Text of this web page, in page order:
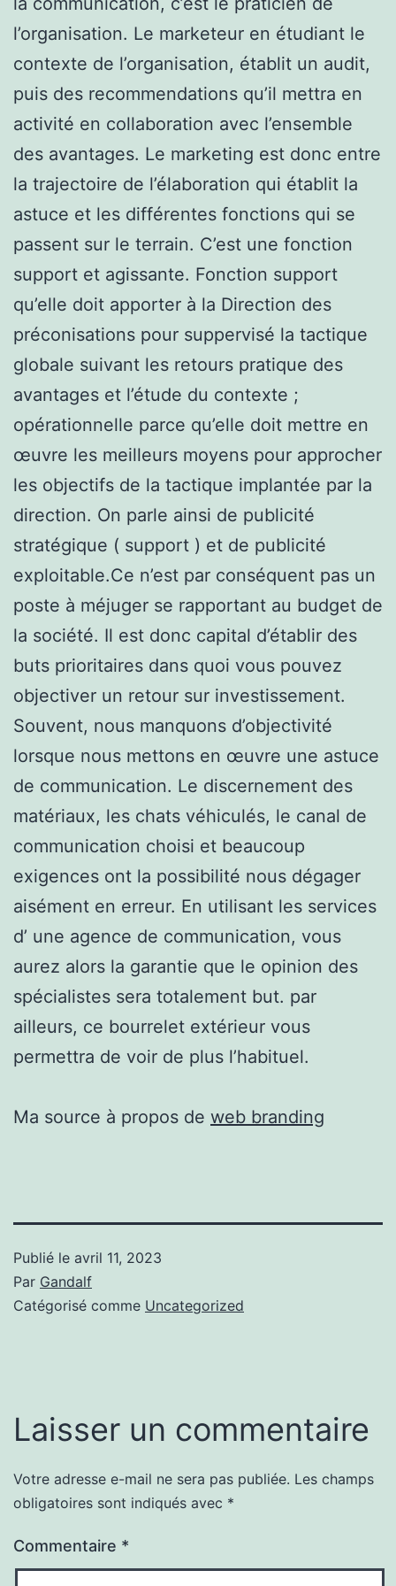
l’organisation. Le marketeur en étudiant le
contexte de l’organisation, établit un audit,
puis des recommendations qu’il mettra en
activité en collaboration avec l’ensemble
des avantages. Le marketing est donc entre
la trajectoire de l’élaboration qui établit la
astuce et les différentes fonctions qui se
passent sur le terrain. C’est une fonction
support et agissante. Fonction support
qu’elle doit apporter à la Direction des
préconisations pour suppervisé la tactique
globale suivant les retours pratique des
avantages et l’étude du contexte ;
opérationnelle parce qu’elle doit mettre en
œuvre les meilleurs moyens pour approcher
les objectifs de la tactique implantée par la
direction. On parle ainsi de publicité
stratégique ( support ) et de publicité
exploitable.Ce n’est par conséquent pas un
poste à méjuger se rapportant au budget de
la société. Il est donc capital d’établir des
buts prioritaires dans quoi vous pouvez
objectiver un retour sur investissement.
Souvent, nous manquons d’objectivité
lorsque nous mettons en œuvre une astuce
de communication. Le discernement des
matériaux, les chats véhiculés, le canal de
communication choisi et beaucoup
exigences ont la possibilité nous dégager
aisément en erreur. En utilisant les services
d’ une agence de communication, vous
aurez alors la garantie que le opinion des
spécialistes sera totalement but. par
ailleurs, ce bourrelet extérieur vous
permettra de voir de plus l’habituel.
Ma source à propos de web branding
Publié le avril 11, 2023
Par Gandalf
Catégorisé comme Uncategorized
Laisser un commentaire
Votre adresse e-mail ne sera pas publiée. Les champs
obligatoires sont indiqués avec *
Commentaire *